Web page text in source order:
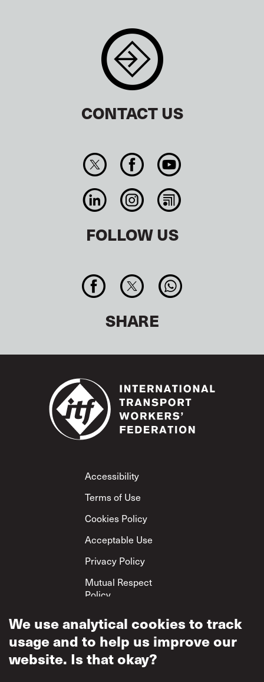
CONTACT US
FOLLOW US
SHARE
Footer
Accessibility
Terms of Use
Cookies Policy
Acceptable Use
Privacy Policy
Mutual Respect
Policy
We use analytical cookies to track
usage and to help us improve our
website. Is that okay?